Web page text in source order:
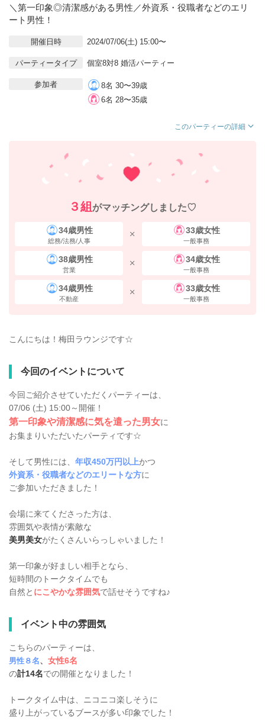
＼第一印象◎清潔感がある男性／外資系・役職者などのエリ
ート男性！
開催日時 2024/07/06(土) 15:00〜
パーティータイプ 個室8対8 婚活パーティー
参加者
8名 30〜39歳
6名 28〜35歳
このパーティーの詳細
３組 がマッチングしました♡
34歳男性
総務/法務/人事
33歳女性
一般事務
38歳男性
営業
34歳女性
一般事務
34歳男性
不動産
33歳女性
一般事務
こんにちは！梅田ラウンジです☆
今回のイベントについて
今回ご紹介させていただくパーティーは、
07/06 (土) 15:00～開催！
第一印象や清潔感に気を遣った男女に
お集まりいただいたパーティです☆
そして男性には、 年収450万円以上かつ
外資系・役職者などのエリートな方に
ご参加いただきました！
会場に来てくださった方は、
雰囲気や表情が素敵な
美男美女がたくさんいらっしゃいました！
第一印象が好ましい相手となら、
短時間のトークタイムでも
自然と にこやかな雰囲気で話せそうですね♪
イベント中の雰囲気
こちらのパーティーは、
男性８名、 女性6名
の計14名での開催となりました！
トークタイム中は、ニコニコ楽しそうに
盛り上がっているブースが多い印象でした！